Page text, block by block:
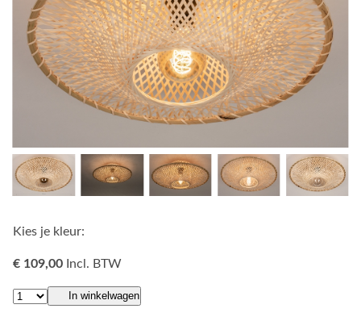
Kies je kleur:
€ 109,00 Incl. BTW
In winkelwagen